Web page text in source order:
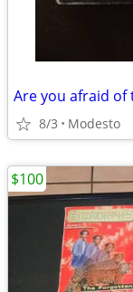
Are you afraid of
8/3 Modesto
$100